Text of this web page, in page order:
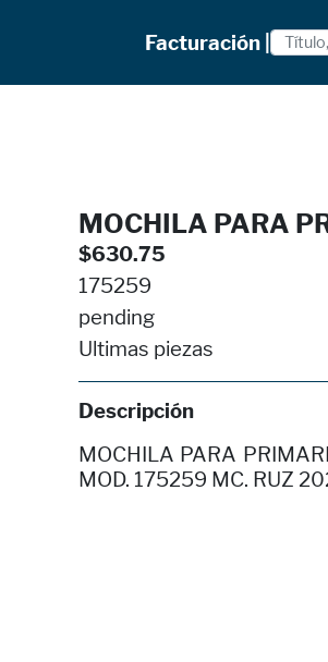
Facturación |
MOCHILA PARA
$630.75
175259
pending
Ultimas piezas
Descripción
MOCHILA PARA
MOD. 175259 MC. RUZ